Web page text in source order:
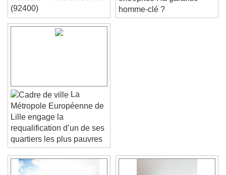
industriel h/f à Courbevoie
(92400)
entreprise : la garantie
homme-clé ?
La
Métropole Européenne de
Lille engage la
requalification d’un de ses
quartiers les plus pauvres